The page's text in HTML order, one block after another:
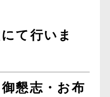
にて行いま
懇志・お布